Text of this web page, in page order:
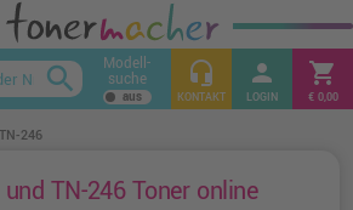
keyboard_arrow_up
search Modell-
suche headset_mic
KONTAKT
person
LOGIN
shopping_cart
€ 0,00
246
TN-246 Toner online